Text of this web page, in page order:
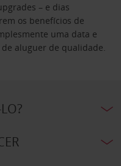
– e dias
os benefícios de
uma data e
aluguer de qualidade.